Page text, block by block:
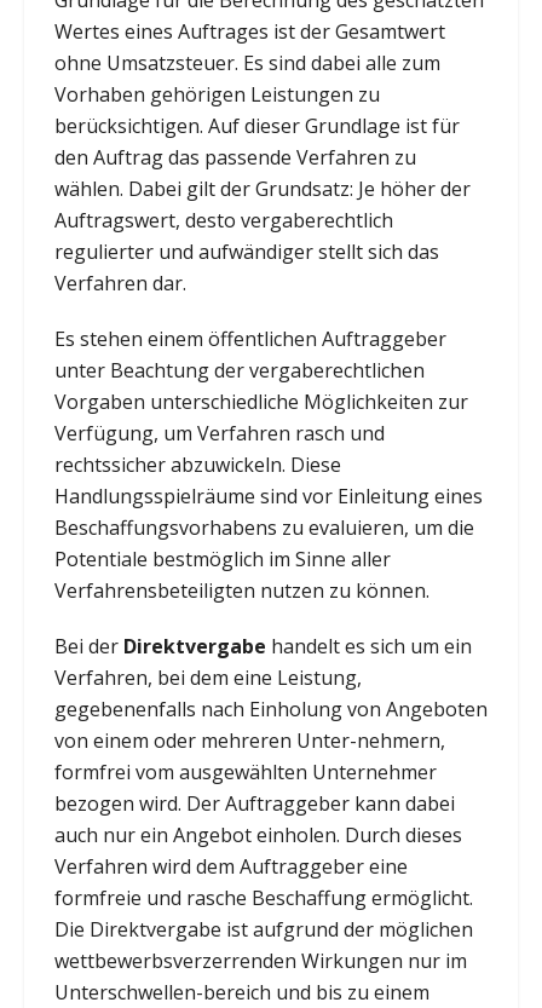
Wertes eines Auftrages ist der Gesamtwert
ohne Umsatzsteuer. Es sind dabei alle zum
Vorhaben gehörigen Leistungen zu
berücksichtigen. Auf dieser Grundlage ist für
den Auftrag das passende Verfahren zu
wählen. Dabei gilt der Grundsatz: Je höher der
Auftragswert, desto vergaberechtlich
regulierter und aufwändiger stellt sich das
Verfahren dar.
Es stehen einem öffentlichen Auftraggeber
unter Beachtung der vergaberechtlichen
Vorgaben unterschiedliche Möglichkeiten zur
Verfügung, um Verfahren rasch und
rechtssicher abzuwickeln. Diese
Handlungsspielräume sind vor Einleitung eines
Beschaffungsvorhabens zu evaluieren, um die
Potentiale bestmöglich im Sinne aller
Verfahrensbeteiligten nutzen zu können.
Bei der Direktvergabe handelt es sich um ein
Verfahren, bei dem eine Leistung,
gegebenenfalls nach Einholung von Angeboten
von einem oder mehreren Unter-nehmern,
formfrei vom ausgewählten Unternehmer
bezogen wird. Der Auftraggeber kann dabei
auch nur ein Angebot einholen. Durch dieses
Verfahren wird dem Auftraggeber eine
formfreie und rasche Beschaffung ermöglicht.
Die Direktvergabe ist aufgrund der möglichen
wettbewerbsverzerrenden Wirkungen nur im
Unterschwellen-bereich und bis zu einem